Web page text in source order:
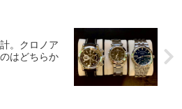
。クロノア
はどちらか